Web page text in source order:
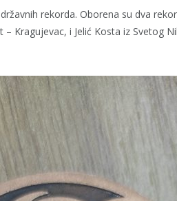
rekorda. Oborena su dva
Kragujevac, i Jelić Kosta iz Svetog